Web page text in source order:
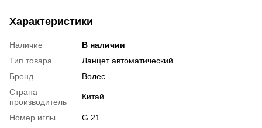
Характеристики
Наличие
В наличии
Тип товара
Ланцет автоматический
Бренд
Волес
Страна
производитель
Китай
Номер иглы
G 21